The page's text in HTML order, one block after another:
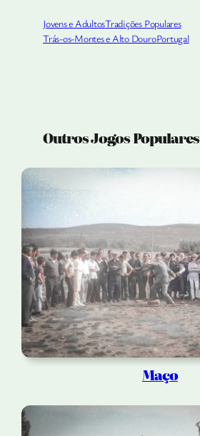
Jovens e AdultosTradições Populares
Trás-os-Montes e Alto DouroPortugal
Outros Jogos Populares
Maço